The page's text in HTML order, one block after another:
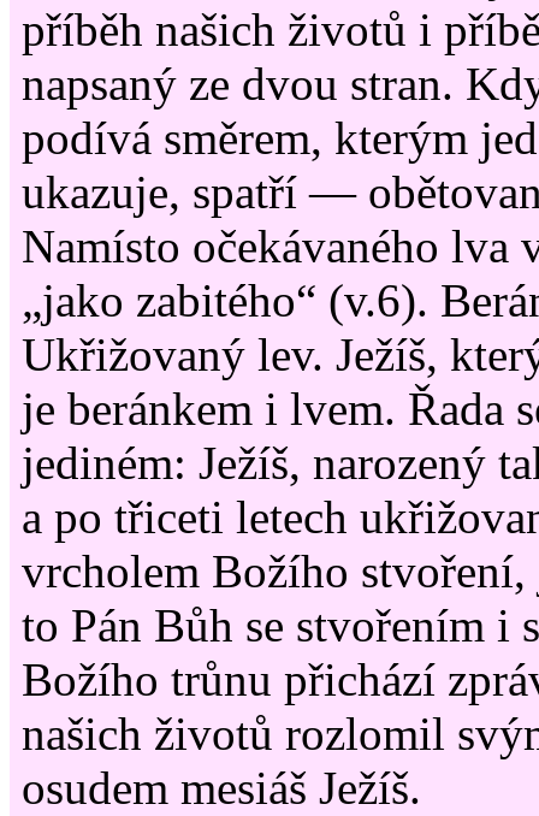
příběh našich životů i
napsaný ze dvou stran.
podívá směrem, kterým
ukazuje, spatří —
Namísto očekávaného lva
„jako zabitého“ (v.6).
Ukřižovaný lev. Ježíš,
je beránkem i lvem. Řada
jediném: Ježíš, narozený
a po třiceti letech
vrcholem Božího stvoření,
to Pán Bůh se stvořením i
Božího trůnu přichází
našich životů rozlomil
osudem mesiáš Ježíš.